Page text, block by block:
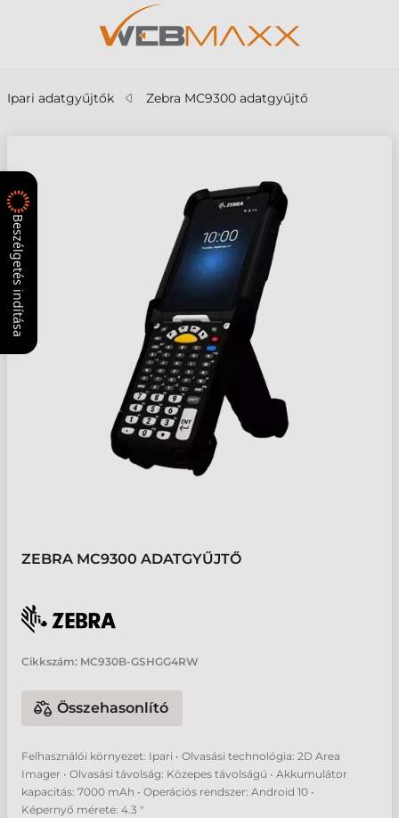
Ipari adatgyűjtők Zebra MC9300 adatgyűjtő
ZEBRA MC9300 ADATGYŰJTŐ
Cikkszám: MC930B-GSHGG4RW
Összehasonlító
Felhasználói környezet: Ipari • Olvasási technológia: 2D Area
Imager • Olvasási távolság: Közepes távolságú • Akkumulátor
kapacitás: 7000 mAh • Operációs rendszer: Android 10 •
Képernyő mérete: 4.3 "
Beszélgetés indítása